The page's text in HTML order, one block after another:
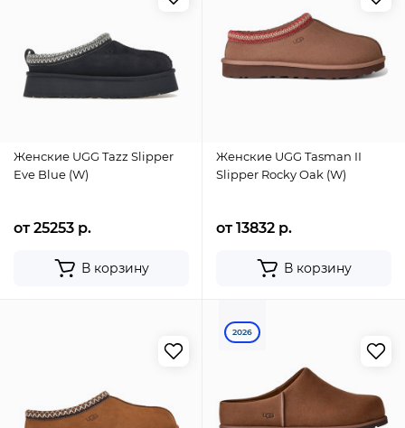
Женские UGG Tazz Slipper
Eve Blue (W)
от 25253 р.
В корзину
Женские UGG Tasman II
Slipper Rocky Oak (W)
от 13832 р.
В корзину
2026